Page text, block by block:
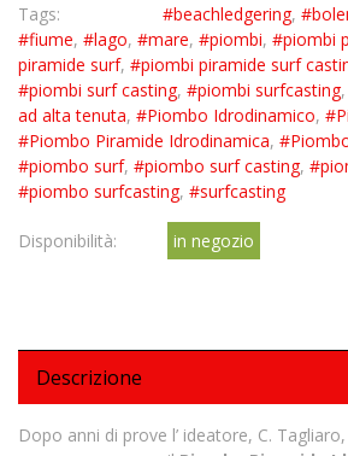
Tags:
#beachledgering,
#fiume, #lago, #mare, #piombi, #piombi
piramide surf, #piombi piramide surf
#piombi surf casting, #piombi surfcasting,
ad alta tenuta, #Piombo Idrodinamico,
#Piombo Piramide Idrodinamica,
#piombo surf, #piombo surf casting,
#piombo surfcasting, #surfcasting
Disponibilità: in negozio
Descrizione
Dopo anni di prove l’ ideatore, C.